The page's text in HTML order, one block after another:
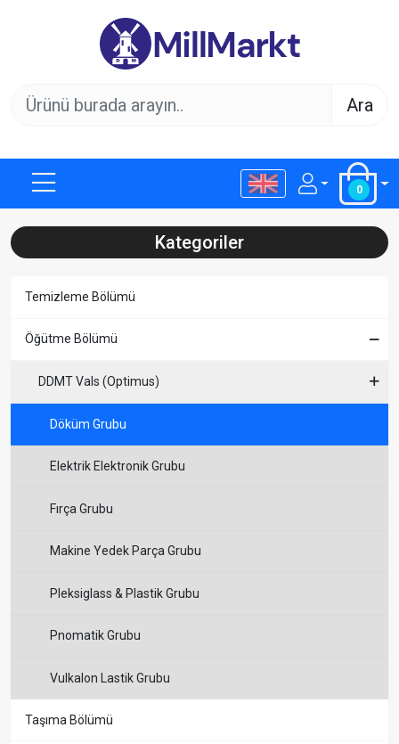
Ara
0
Kategoriler
Temizleme Bölümü
Öğütme Bölümü
DDMT Vals (Optimus)
Döküm Grubu
Elektrik Elektronik Grubu
Fırça Grubu
Makine Yedek Parça Grubu
Pleksiglass & Plastik Grubu
Pnomatik Grubu
Vulkalon Lastik Grubu
Taşıma Bölümü